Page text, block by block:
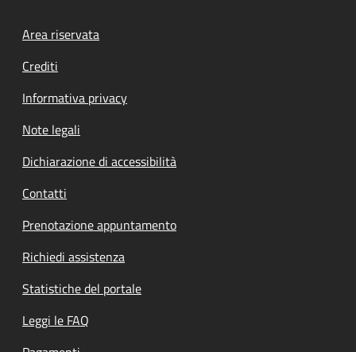
Footer menu
Area riservata
Crediti
Informativa privacy
Note legali
Dichiarazione di accessibilità
Contatti
Prenotazione appuntamento
Richiedi assistenza
Statistiche del portale
Leggi le FAQ